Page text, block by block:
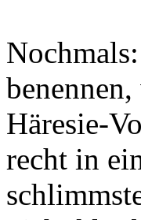
Häresie-
recht in